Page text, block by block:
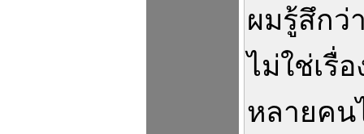
ผมรู้สึกว่
ไม่ใช่เรื่อ
หลายคน